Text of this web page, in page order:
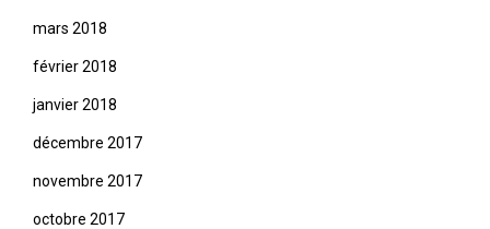
mars 2018
février 2018
janvier 2018
décembre 2017
novembre 2017
octobre 2017